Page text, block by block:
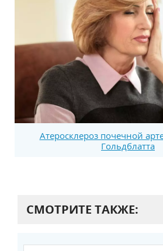
Атеросклероз почечной
Гольдблатта
СМОТРИТЕ ТАКЖЕ: